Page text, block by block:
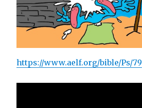
https://www.aelf.org/bible/Ps/79